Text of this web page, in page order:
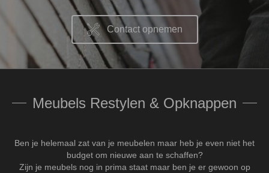
Contact opnemen
Meubels Restylen & Opknappen
Ben je helemaal zat van je meubelen maar heb je even niet het
budget om nieuwe aan te schaffen?
Zijn je meubels nog in prima staat maar ben je er gewoon op